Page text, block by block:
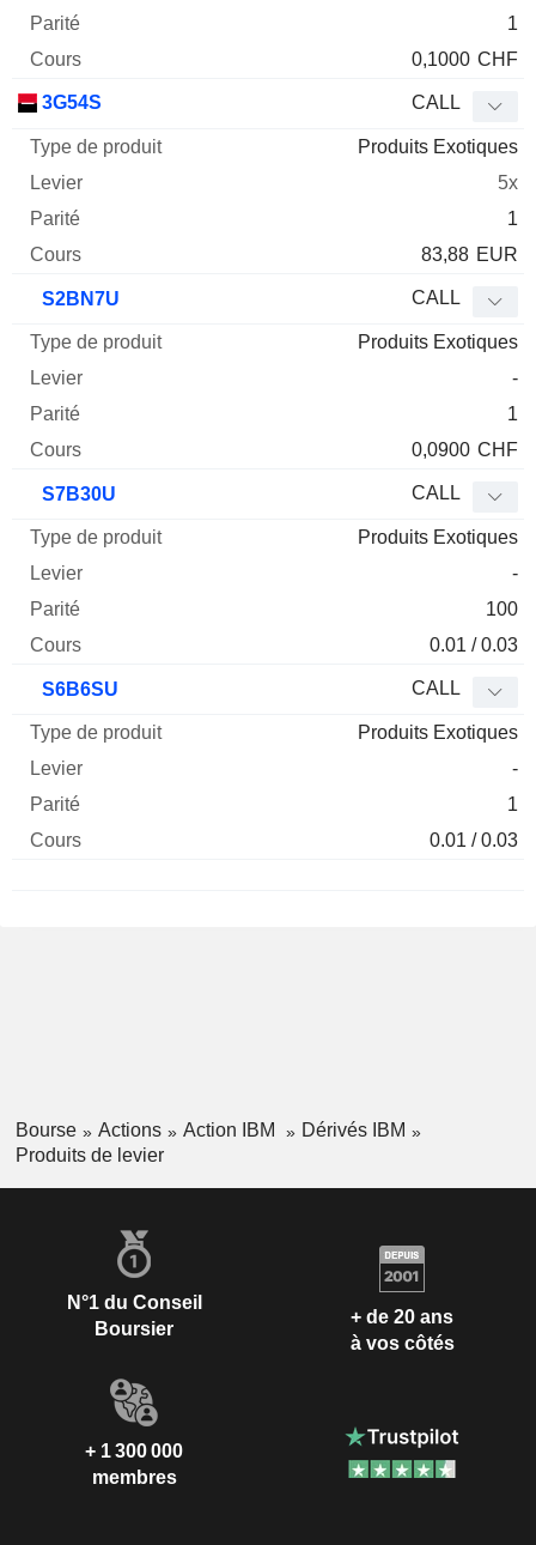
1
0,1000 CHF
3G54S CALL
Produits Exotiques
5x
1
83,88 EUR
S2BN7U CALL
Produits Exotiques
-
1
0,0900 CHF
S7B30U CALL
Produits Exotiques
-
100
0.01 / 0.03
S6B6SU CALL
Produits Exotiques
-
1
0.01 / 0.03
Bourse Actions Action IBM
Dérivés IBM
Produits de levier
N°1 du Conseil
Boursier
+ de 20 ans
à vos côtés
+ 1 300 000
membres